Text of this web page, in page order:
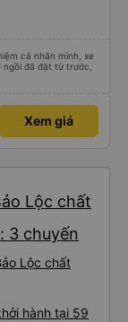
cá nhân mình, xe
ngồi đã đặt từ trước,
Xem giá
Lộc chất
3 chuyến
Lộc chất
hành tại 59